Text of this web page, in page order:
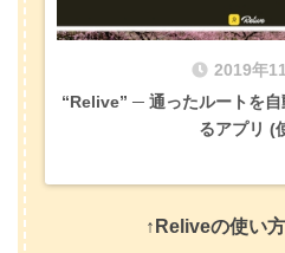
2019年
“Relive” ─ 通ったルートを
るアプリ (
↑Reliveの使い